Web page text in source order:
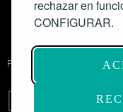
rechazar en
CONFIGURAR.
Proyecto de
Salón de Actos del
Subvención: 175.000€